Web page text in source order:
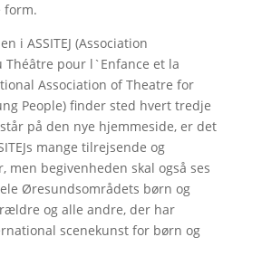
form.
i ASSITEJ (Association
Théâtre pour l`Enfance et la
Association of Theatre for
People) finder sted hvert tredje
på den nye hjemmeside, er det
mange tilrejsende og
men begivenheden skal også ses
Øresundsområdets børn og
og alle andre, der har
scenekunst for børn og